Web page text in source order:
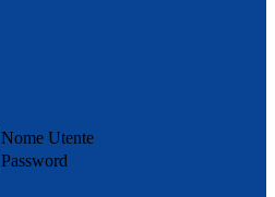
Nome Utente
Password